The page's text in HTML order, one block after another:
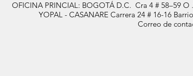
OFICINA PRINCIAL: BOGOTÁ D.C. Cra 4 # 58–59
YOPAL - CASANARE Carrera 24 # 16-16
Correo de